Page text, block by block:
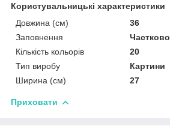
Користувальницькі характеристики
Довжина (см)
36
Заповнення
Частково
Кількість кольорів
20
Тип виробу
Картини
Ширина (см)
27
Приховати